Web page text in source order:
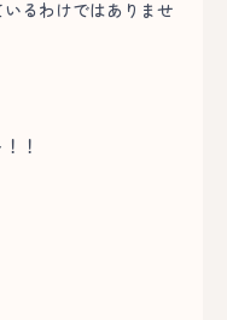
るわけではありませ
！